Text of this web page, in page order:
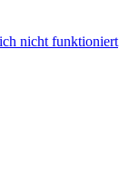
nicht funktioniert